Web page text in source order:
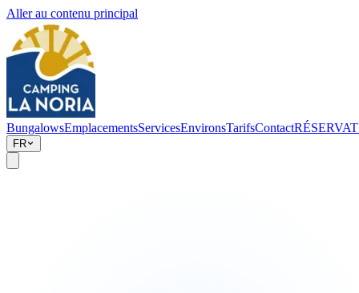
Aller au contenu principal
BungalowsEmplacementsServicesEnvironsTarifsContact
FR